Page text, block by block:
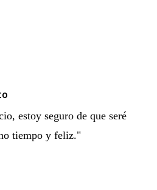
estoy seguro de que seré
tiempo y feliz."